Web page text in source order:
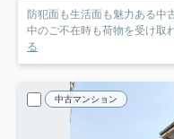
防犯面も生活面も魅力ある中
中のご不在時も荷物を受け取
る
中古マンション